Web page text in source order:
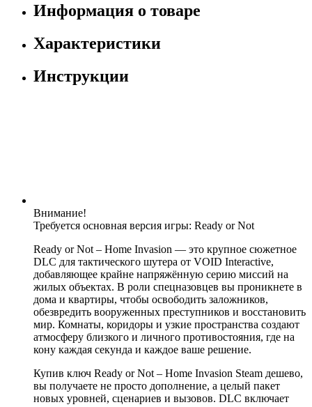
Информация о товаре
Характеристики
Инструкции
Внимание!
Требуется основная версия игры: Ready or Not
Ready or Not – Home Invasion — это крупное сюжетное
DLC для тактического шутера от VOID Interactive,
добавляющее крайне напряжённую серию миссий на
жилых объектах. В роли спецназовцев вы проникнете в
дома и квартиры, чтобы освободить заложников,
обезвредить вооруженных преступников и восстановить
мир. Комнаты, коридоры и узкие пространства создают
атмосферу близкого и личного противостояния, где на
кону каждая секунда и каждое ваше решение.
Купив ключ Ready or Not – Home Invasion Steam дешево,
вы получаете не просто дополнение, а целый пакет
новых уровней, сценариев и вызовов. DLC включает